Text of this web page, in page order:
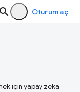
Oturum aç
için yapay zeka